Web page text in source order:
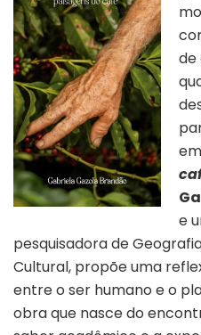
de
em
e
pesquisadora de
Cultural, propõe uma
entre o ser humano e o
obra que nasce do